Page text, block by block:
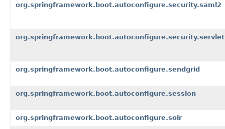
org.springframework.boot.autoconfigure.security.saml2
org.springframework.boot.autoconfigure.security.servlet
org.springframework.boot.autoconfigure.sendgrid
org.springframework.boot.autoconfigure.session
org.springframework.boot.autoconfigure.solr